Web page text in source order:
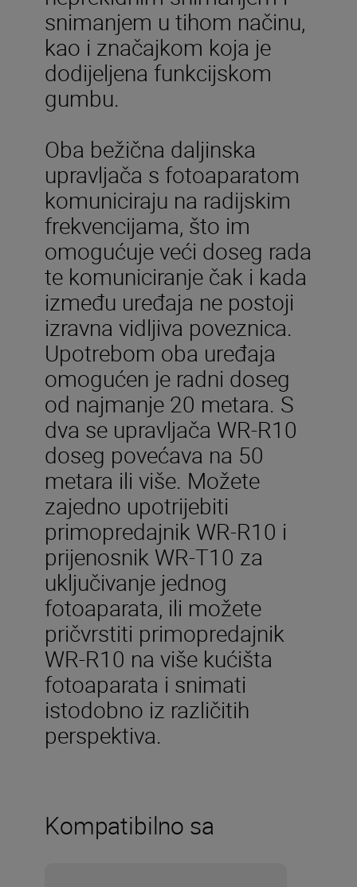
snimanjem u tihom načinu,
kao i značajkom koja je
dodijeljena funkcijskom
gumbu.
Oba bežična daljinska
upravljača s fotoaparatom
komuniciraju na radijskim
frekvencijama, što im
omogućuje veći doseg rada
te komuniciranje čak i kada
između uređaja ne postoji
izravna vidljiva poveznica.
Upotrebom oba uređaja
omogućen je radni doseg
od najmanje 20 metara. S
dva se upravljača WR-R10
doseg povećava na 50
metara ili više. Možete
zajedno upotrijebiti
primopredajnik WR-R10 i
prijenosnik WR-T10 za
uključivanje jednog
fotoaparata, ili možete
pričvrstiti primopredajnik
WR-R10 na više kućišta
fotoaparata i snimati
istodobno iz različitih
perspektiva.
Kompatibilno sa